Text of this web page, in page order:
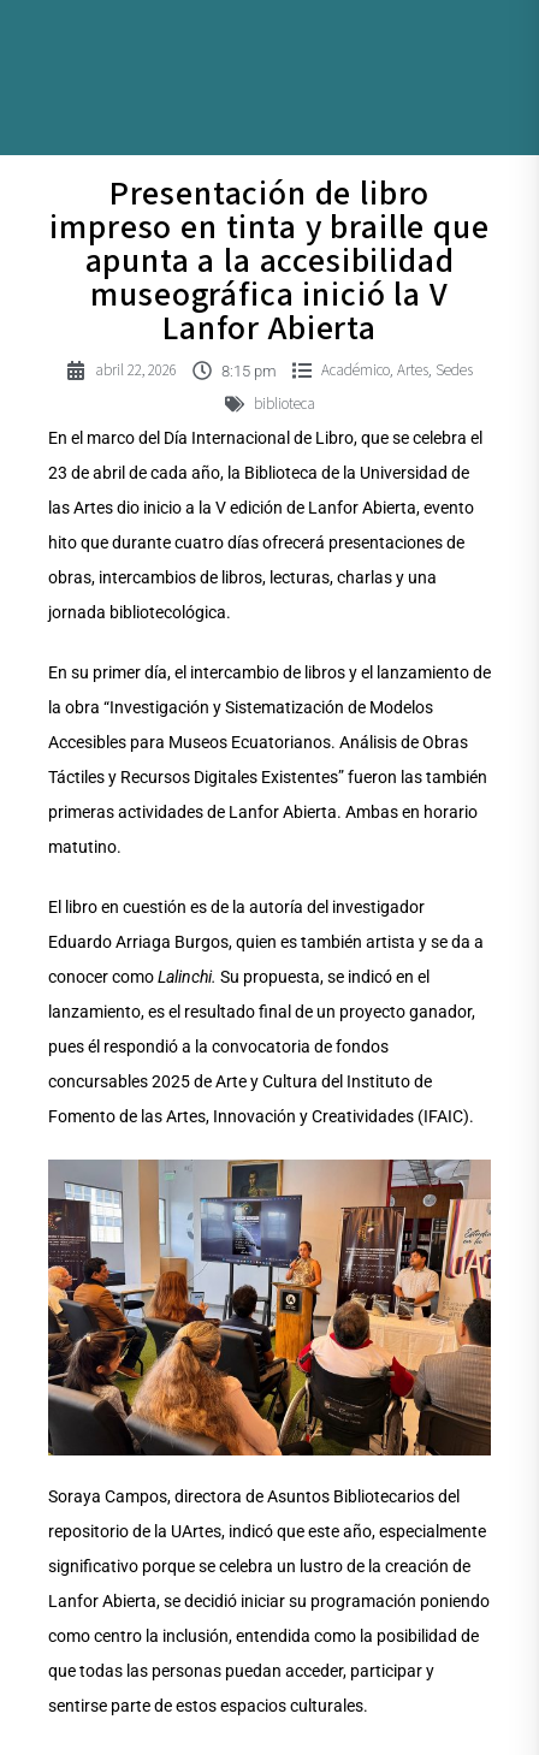
Presentación de libro
impreso en tinta y braille que
apunta a la accesibilidad
museográfica inició la V
Lanfor Abierta
abril 22, 2026 8:15 pm Académico, Artes, Sedes
biblioteca
En el marco del Día Internacional de Libro, que se celebra el
23 de abril de cada año, la Biblioteca de la Universidad de
las Artes dio inicio a la V edición de Lanfor Abierta, evento
hito que durante cuatro días ofrecerá presentaciones de
obras, intercambios de libros, lecturas, charlas y una
jornada bibliotecológica.
En su primer día, el intercambio de libros y el lanzamiento de
la obra “Investigación y Sistematización de Modelos
Accesibles para Museos Ecuatorianos. Análisis de Obras
Táctiles y Recursos Digitales Existentes” fueron las también
primeras actividades de Lanfor Abierta. Ambas en horario
matutino.
El libro en cuestión es de la autoría del investigador
Eduardo Arriaga Burgos, quien es también artista y se da a
conocer comoLalinchi. Su propuesta, se indicó en el
lanzamiento, es el resultado final de un proyecto ganador,
pues él respondió a la convocatoria de fondos
concursables 2025 de Arte y Cultura del Instituto de
Fomento de las Artes, Innovación y Creatividades (IFAIC).
Soraya Campos, directora de Asuntos Bibliotecarios del
repositorio de la UArtes, indicó que este año, especialmente
significativo porque se celebra un lustro de la creación de
Lanfor Abierta, se decidió iniciar su programación poniendo
como centro la inclusión, entendida como la posibilidad de
que todas las personas puedan acceder, participar y
sentirse parte de estos espacios culturales.